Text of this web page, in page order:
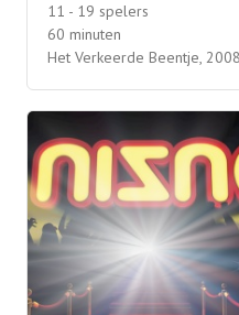
11 - 19 spelers
60 minuten
Het Verkeerde Beentje, 2008